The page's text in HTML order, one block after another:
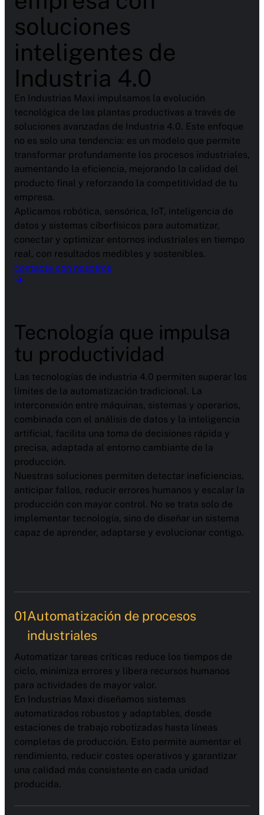
soluciones
inteligentes de
Industria 4.0
En Industrias Maxi impulsamos la evolución
tecnológica de las plantas productivas a través de
soluciones avanzadas de Industria 4.0. Este enfoque
no es solo una tendencia: es un modelo que permite
transformar profundamente los procesos industriales,
aumentando la eficiencia, mejorando la calidad del
producto final y reforzando la competitividad de tu
empresa.
Aplicamos robótica, sensórica, IoT, inteligencia de
datos y sistemas ciberfísicos para automatizar,
conectar y optimizar entornos industriales en tiempo
real, con resultados medibles y sostenibles.
contacta con nosotros
Tecnología que impulsa
tu productividad
Las tecnologías de industria 4.0 permiten superar los
límites de la automatización tradicional. La
interconexión entre máquinas, sistemas y operarios,
combinada con el análisis de datos y la inteligencia
artificial, facilita una toma de decisiones rápida y
precisa, adaptada al entorno cambiante de la
producción.
Nuestras soluciones permiten detectar ineficiencias,
anticipar fallos, reducir errores humanos y escalar la
producción con mayor control. No se trata solo de
implementar tecnología, sino de diseñar un sistema
capaz de aprender, adaptarse y evolucionar contigo.
01Automatización de procesos
industriales
Automatizar tareas críticas reduce los tiempos de
ciclo, minimiza errores y libera recursos humanos
para actividades de mayor valor.
En Industrias Maxi diseñamos sistemas
automatizados robustos y adaptables, desde
estaciones de trabajo robotizadas hasta líneas
completas de producción. Esto permite aumentar el
rendimiento, reducir costes operativos y garantizar
una calidad más consistente en cada unidad
producida.